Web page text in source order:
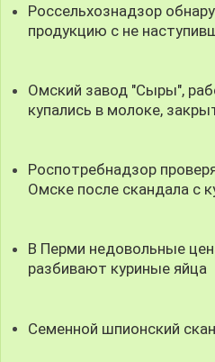
Россельхознадзор
продукцию с не
Омский завод "Сыры",
купались в молоке,
Роспотребнадзор
Омске после скандала с
В Перми недовольные
разбивают куриные яйца
Семенной шпионский